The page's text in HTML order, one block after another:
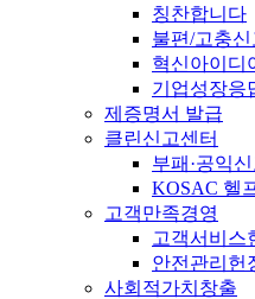
칭찬합니다
불편/고충신
혁신아이디
기업성장응
제증명서 발급
클린신고센터
부패·공익신
KOSAC 헬
고객만족경영
고객서비스
안전관리헌
사회적가치창출